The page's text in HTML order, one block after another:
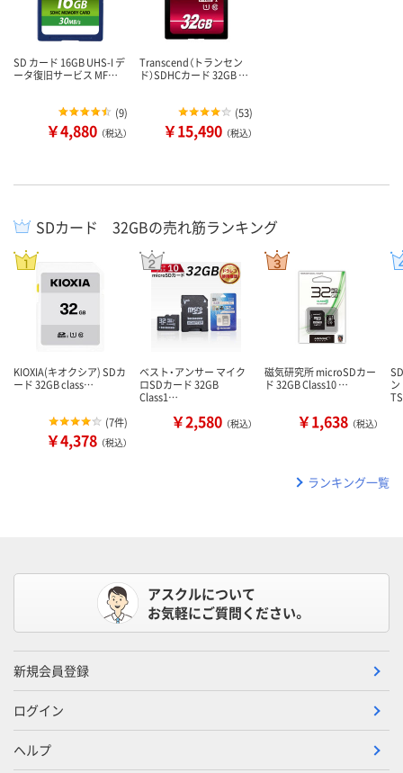
SD カード 16GB UHS-I デ
ータ復旧サービス MF…
(9)
￥4,880 （税込）
Transcend（トランセン
ド）SDHCカード 32GB …
(53)
￥15,490 （税込）
SDカード 32GBの売れ筋ランキング
KIOXIA(キオクシア) SDカ
ード 32GB class…
(7件)
￥4,378 （税込）
ベスト・アンサー マイク
ロSDカード 32GB
Class1…
￥2,580 （税込）
磁気研究所 microSDカー
ド 32GB Class10 …
￥1,638 （税込）
ランキング一覧
アスクルについて
お気軽にご質問ください。
新規会員登録
ログイン
ヘルプ